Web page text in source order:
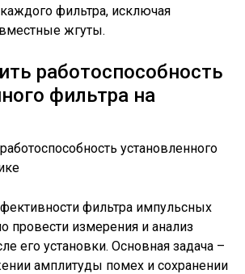
фильтра, исключая
жгуты.
работоспособность
фильтра на
фильтра импульсных
провести измерения и анализ
его установки. Основная задача –
амплитуды помех и сохранении